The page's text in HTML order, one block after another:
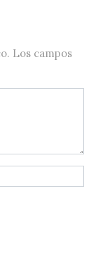
Los campos